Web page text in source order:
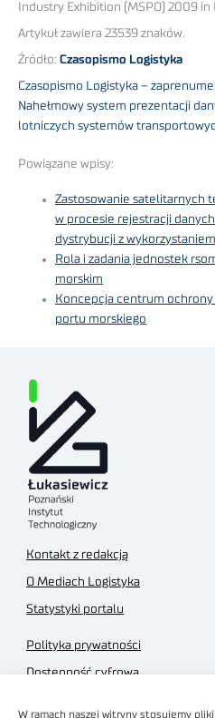
W ramach naszej witryny stosujemy
Industry Exhibition (MSPO) 2009 in
Artykuł zawiera 23539 znaków.
Źródło: Czasopismo Logistyka
Czasopismo Logistyka –
Nahełmowy system prezentacji
lotniczych systemów
Powiązane wpisy:
Zastosowanie satelitarnych
w procesie rejestracji
dystrybucji z
Rola i zadania jednostek
morskim
Koncepcja centrum
portu morskiego
Kontakt z redakcją
O Mediach Logistyka
Statystyki portalu
Polityka prywatności
Dostępność cyfrowa